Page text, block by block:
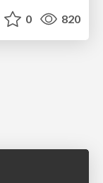
0 820